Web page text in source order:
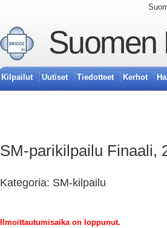
Suomen
Kilpailut Uutiset Tiedotteet Kerhot
SM-parikilpailu Finaali,
Kategoria: SM-kilpailu
Ilmoittautumisaika on loppunut.